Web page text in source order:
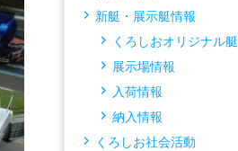
新艇・展示艇情報
くろしおオリジナル艇
展示場情報
入荷情報
納入情報
くろしお社会活動